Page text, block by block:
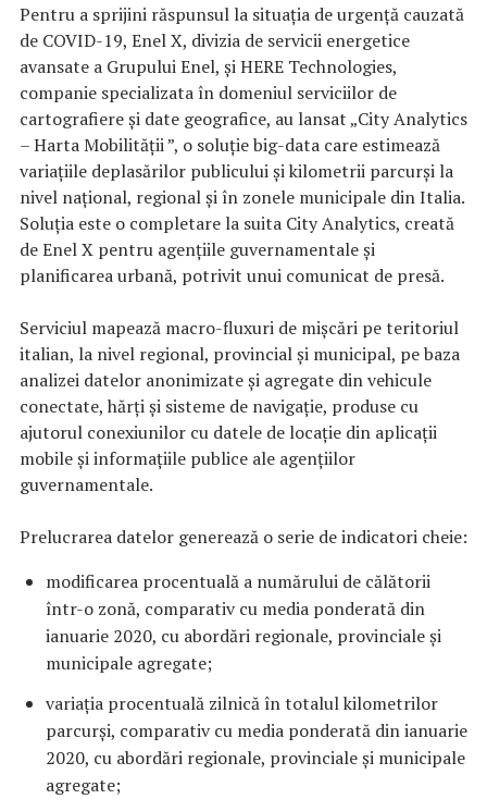
Pentru a sprijini răspunsul la situația de urgență cauzată
de COVID-19, Enel X, divizia de servicii energetice
avansate a Grupului Enel, și HERE Technologies,
companie specializata în domeniul serviciilor de
cartografiere și date geografice, au lansat „City Analytics
– Harta Mobilității ”, o soluție big-data care estimează
variațiile deplasărilor publicului și kilometrii parcurși la
nivel național, regional și în zonele municipale din Italia.
Soluția este o completare la suita City Analytics, creată
de Enel X pentru agențiile guvernamentale și
planificarea urbană, potrivit unui comunicat de presă.
Serviciul mapează macro-fluxuri de mișcări pe teritoriul
italian, la nivel regional, provincial și municipal, pe baza
analizei datelor anonimizate și agregate din vehicule
conectate, hărți și sisteme de navigație, produse cu
ajutorul conexiunilor cu datele de locație din aplicații
mobile și informațiile publice ale agențiilor
guvernamentale.
Prelucrarea datelor generează o serie de indicatori cheie:
modificarea procentuală a numărului de călătorii
într-o zonă, comparativ cu media ponderată din
ianuarie 2020, cu abordări regionale, provinciale și
municipale agregate;
variația procentuală zilnică în totalul kilometrilor
parcurși, comparativ cu media ponderată din ianuarie
2020, cu abordări regionale, provinciale și municipale
agregate;